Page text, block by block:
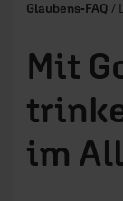
Glaubens-FAQ /
Mit
im